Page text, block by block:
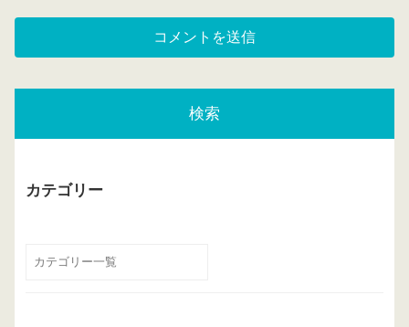
検索
カテゴリー